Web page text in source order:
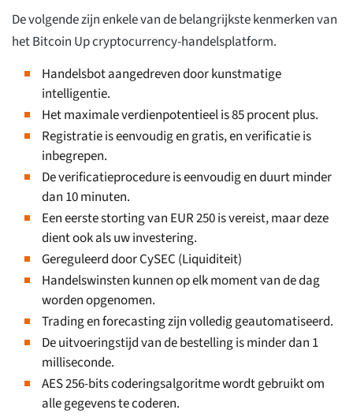
De volgende zijn enkele van de belangrijkste kenmerken van
het Bitcoin Up cryptocurrency-handelsplatform.
Handelsbot aangedreven door kunstmatige
intelligentie.
Het maximale verdienpotentieel is 85 procent plus.
Registratie is eenvoudig en gratis, en verificatie is
inbegrepen.
De verificatieprocedure is eenvoudig en duurt minder
dan 10 minuten.
Een eerste storting van EUR 250 is vereist, maar deze
dient ook als uw investering.
Gereguleerd door CySEC (Liquiditeit)
Handelswinsten kunnen op elk moment van de dag
worden opgenomen.
Trading en forecasting zijn volledig geautomatiseerd.
De uitvoeringstijd van de bestelling is minder dan 1
milliseconde.
AES 256-bits coderingsalgoritme wordt gebruikt om
alle gegevens te coderen.